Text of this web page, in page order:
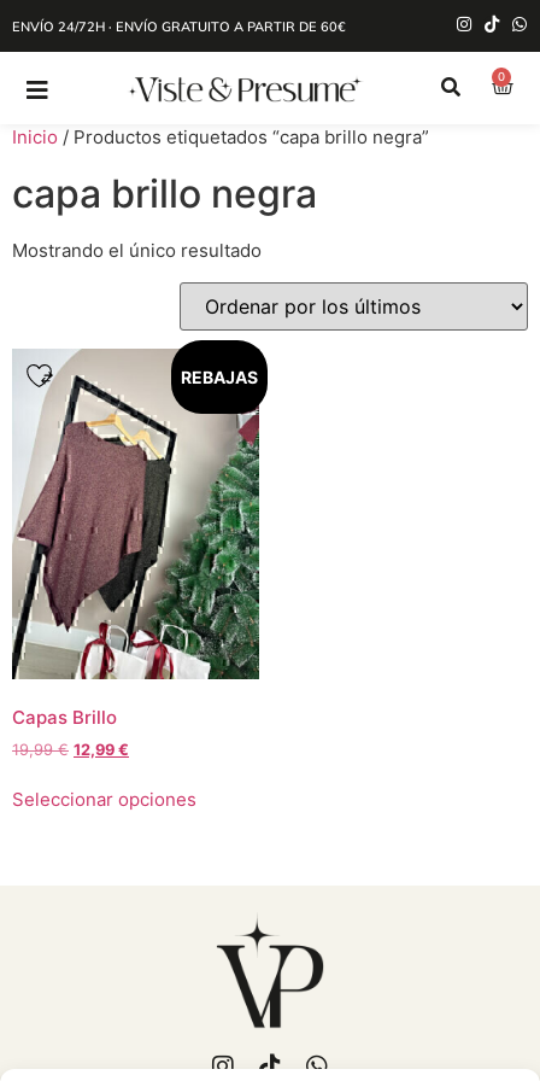
ENVÍO 24/72H · ENVÍO GRATUITO A PARTIR DE 60€
0
Inicio / Productos etiquetados “capa brillo negra”
capa brillo negra
Mostrando el único resultado
REBAJAS
Capas Brillo
19,99€ 12,99 €
Seleccionar opciones